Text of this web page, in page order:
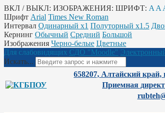
ВКЛ / ВЫКЛ: ИЗОБРАЖЕНИЯ: ШРИФТ: A A
Шрифт Arial Times New Roman
Интервал Одинарный х1 Полуторный х1.5
Кернинг Обычный Средний Большой
Изображения Черно-белые Цветные
Для слабовидящих СДО "Moodle"
Искать...
658207, Алтайский край,
Приемная